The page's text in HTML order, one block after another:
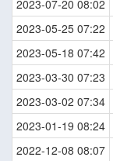
2023-07-20 08:02
2023-05-25 07:22
2023-05-18 07:42
2023-03-30 07:23
2023-03-02 07:34
2023-01-19 08:24
2022-12-08 08:07